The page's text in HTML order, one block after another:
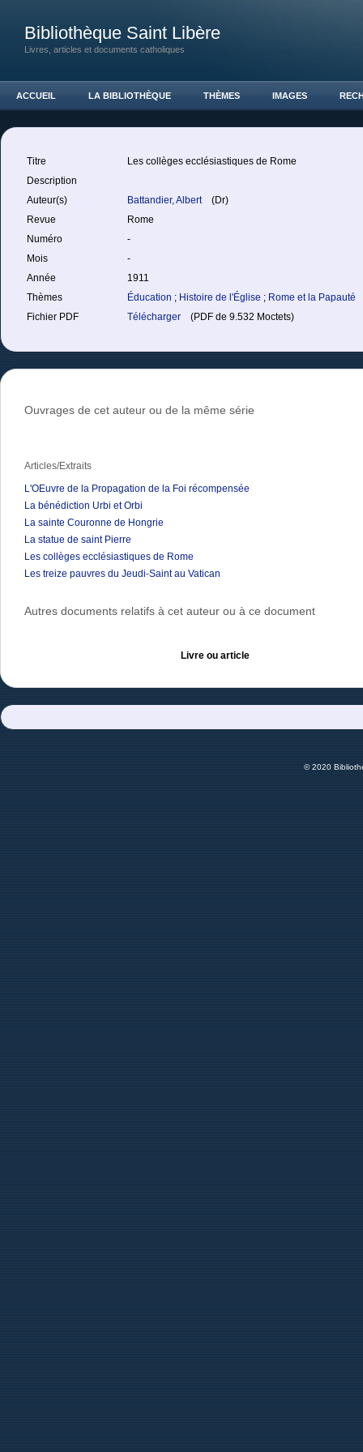
Bibliothèque Saint Libère
Livres, articles et documents catholiques
ACCUEIL LA BIBLIOTHÈQUE THÈMES IMAGES
Titre
Les collèges ecclésiastiques de Rome
Description
Auteur(s)
Battandier, Albert
(Dr)
Revue
Rome
Numéro
-
Mois
-
Année
1911
Thèmes
Éducation ; Histoire de l'Église ; Rome et la Papauté
Fichier PDF
Télécharger (PDF de 9.532 Moctets)
Ouvrages de cet auteur ou de la même série
Articles/Extraits
L'OEuvre de la Propagation de la Foi récompensée
La bénédiction Urbi et Orbi
La sainte Couronne de Hongrie
La statue de saint Pierre
Les collèges ecclésiastiques de Rome
Les treize pauvres du Jeudi-Saint au Vatican
Autres documents relatifs à cet auteur ou à ce document
Livre ou article
© 2020